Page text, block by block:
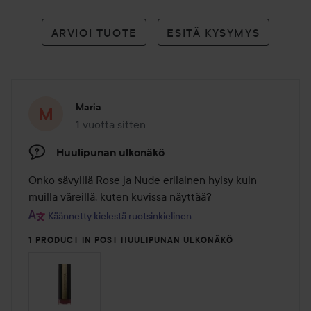
ARVIOI TUOTE ESITÄ KYSYMYS
Maria
1 vuotta sitten
Viesti luotiin 1 vuotta sitten
Huulipunan ulkonäkö
Onko sävyillä Rose ja Nude erilainen hylsy kuin
muilla väreillä, kuten kuvissa näyttää?
Käännetty kielestä ruotsinkielinen
1 PRODUCT IN POST HUULIPUNAN ULKONÄKÖ